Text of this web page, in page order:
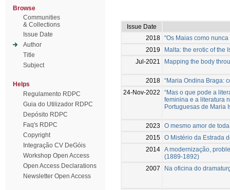
Browse
Communities
& Collections
Issue Date
Author
Title
Subject
Helps
Regulamento RDPC
Guia do Utilizador RDPC
Depósito RDPC
Faq's RDPC
Copyright
Integração CV DeGóis
Workshop Open Access
Open Access Declarations
Newsletter Open Access
Issue Date
2018 "Os Maias como nunca
2019
Malta: the erotic of the
Jul-2021
Mapping the body
2018 “Maria Ondina Braga:
24-Nov-2022
“Mas o que pode a
feminina e a literatura
Portuguesas de Maria
2023
O mesmo amor de
2015 O Mistério da Estrada
2014 A modernização,
(1889-1892)
2007
Na oficina do